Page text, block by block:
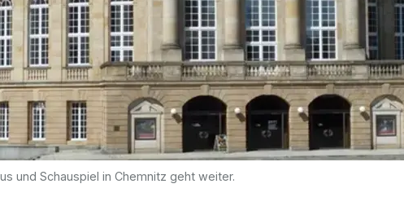
und Schauspiel in Chemnitz geht weiter.